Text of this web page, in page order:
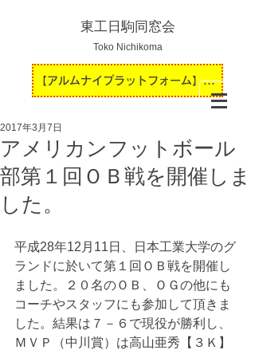
東工日駒同窓会
Toko Nichikoma
【アルムナイプラットフォーム】運用開始のお知らせ
アメリカンフットボール
部第１回ＯＢ戦を開催しま
した。
2017年3月7日
平成28年12月11日、日本工業大学のグ
ランドに於いて第１回ＯＢ戦を開催し
ました。２０名のＯＢ、ＯＧの他にも
コーチやスタッフにも参加して頂きま
した。結果は７－６で現役が勝利し、
ＭＶＰ（中川賞）は高山亜秀【３Ｋ】